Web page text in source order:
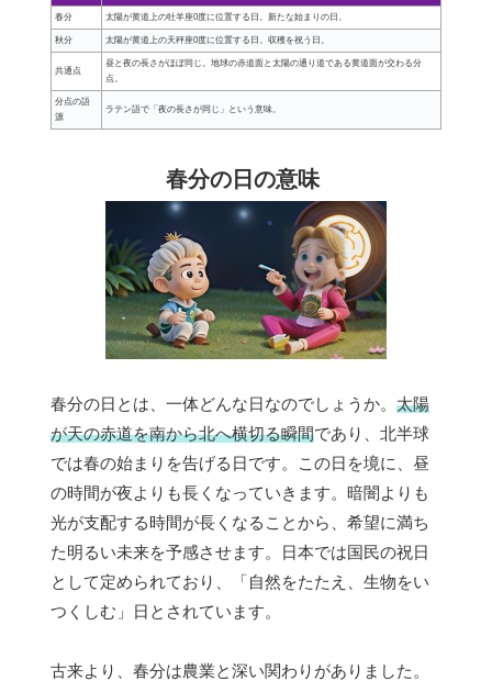
春分 太陽が黄道上の牡羊座0度に位置する日。新たな始まりの日。
秋分 太陽が黄道上の天秤座0度に位置する日。収穫を祝う日。
共通点
昼と夜の長さがほぼ同じ。地球の赤道面と太陽の通り道である黄道面が交わる分
点。
分点の語
源
ラテン語で「夜の長さが同じ」という意味。
春分の日の意味
春分の日とは、一体どんな日なのでしょうか。 太陽
が天の赤道を南から北へ横切る瞬間であり、北半球
では春の始まりを告げる日です。この日を境に、昼
の時間が夜よりも長くなっていきます。暗闇よりも
光が支配する時間が長くなることから、希望に満ち
た明るい未来を予感させます。日本では国民の祝日
として定められており、「自然をたたえ、生物をい
つくしむ」日とされています。
古来より、春分は農業と深い関わりがありました。